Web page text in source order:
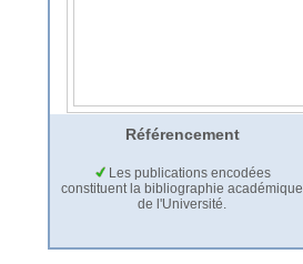
Référencement
Les publications encodées
constituent la bibliographie académique
de l'Université.